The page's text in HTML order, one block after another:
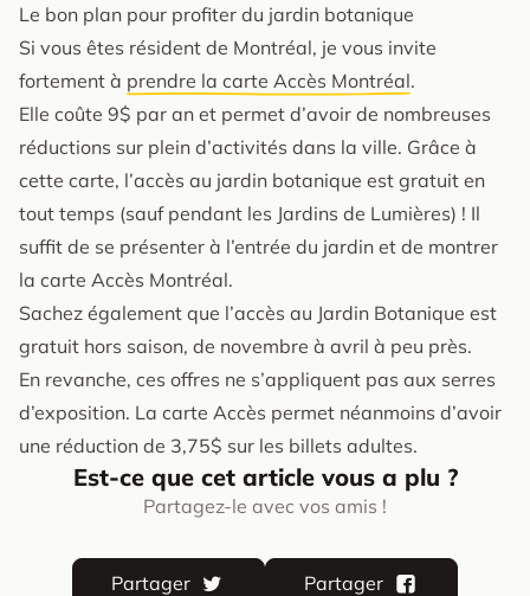
Le bon plan pour profiter du jardin botanique
Si vous êtes résident de Montréal, je vous invite
fortement à prendre la carte Accès Montréal.
Elle coûte 9$ par an et permet d’avoir de nombreuses
réductions sur plein d’activités dans la ville. Grâce à
cette carte, l’accès au jardin botanique est gratuit en
tout temps (sauf pendant les Jardins de Lumières) ! Il
suffit de se présenter à l’entrée du jardin et de montrer
la carte Accès Montréal.
Sachez également que l’accès au Jardin Botanique est
gratuit hors saison, de novembre à avril à peu près.
En revanche, ces offres ne s’appliquent pas aux serres
d’exposition. La carte Accès permet néanmoins d’avoir
une réduction de 3,75$ sur les billets adultes.
Est-ce que cet article vous a plu ?
Partagez-le avec vos amis !
Partager Partager